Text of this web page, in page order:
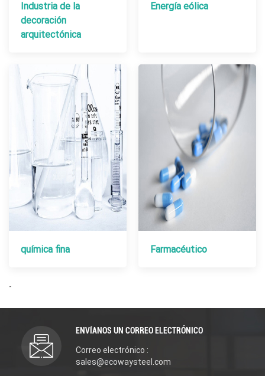
Industria de la
decoración
arquitectónica
Energía eólica
química fina Farmacéutico
-
ENVÍANOS UN CORREO ELECTRÓNICO
Correo electrónico :
sales@ecowaysteel.com